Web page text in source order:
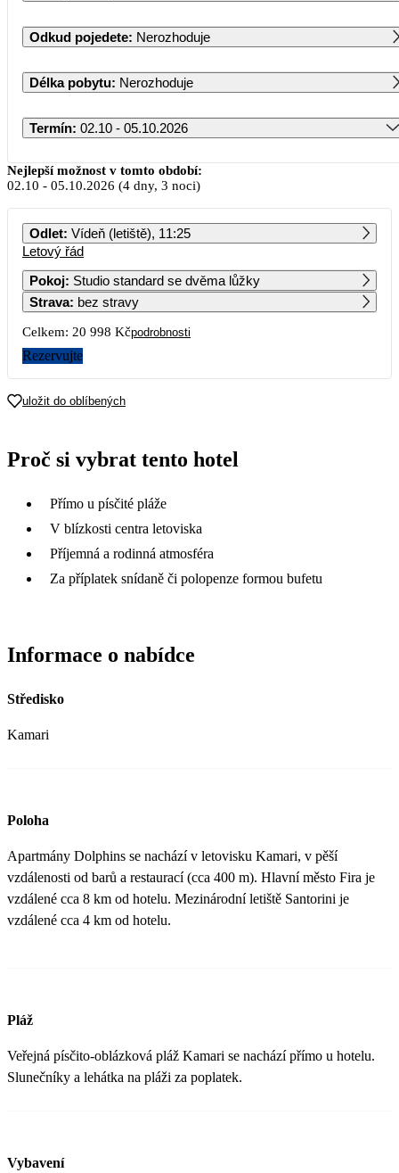
Odkud pojedete: Nerozhoduje
Délka pobytu: Nerozhoduje
Termín: 02.10 - 05.10.2026
Říjen 2026
PO ÚT ST ČT PÁ SO NE
12 159 10 499 9 149 12 529
5 6
12
7 109
19 20
Nejlepší možnost v tomto období:
02.10 - 05.10.2026 (4 dny, 3 noci)
Odlet: Vídeň (letiště), 11:25
Letový řád
Pokoj: Studio standard se dvěma lůžky
Strava: bez stravy
Celkem: 20 998 Kčpodrobnosti
Rezervujte
uložit do oblíbených
Proč si vybrat tento hotel
Přímo u písčité pláže
V blízkosti centra letoviska
Příjemná a rodinná atmosféra
Za příplatek snídaně či polopenze formou bufetu
Informace o nabídce
Středisko
Kamari
Poloha
Apartmány Dolphins se nachází v letovisku Kamari, v pěší
vzdálenosti od barů a restaurací (cca 400 m). Hlavní město Fira je
vzdálené cca 8 km od hotelu. Mezinárodní letiště Santorini je
vzdálené cca 4 km od hotelu.
Pláž
Veřejná písčito-oblázková pláž Kamari se nachází přímo u hotelu.
Slunečníky a lehátka na pláži za poplatek.
Vybavení